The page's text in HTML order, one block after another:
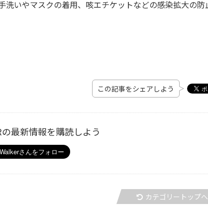
いやマスクの着用、咳エチケットなどの感染拡大の防
この記事をシェアしよう
最新情報を購読しよう
カテゴリートップへ